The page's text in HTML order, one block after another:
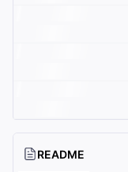
README